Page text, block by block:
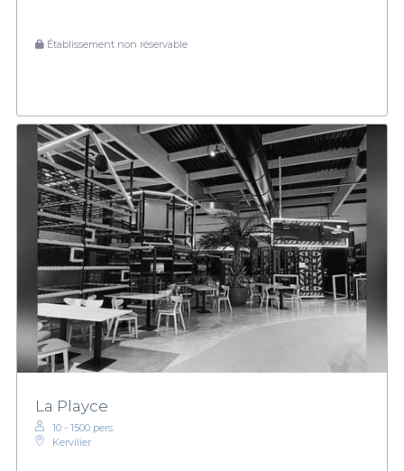
Établissement non réservable
La Playce
10 - 1500 pers.
Kervilier